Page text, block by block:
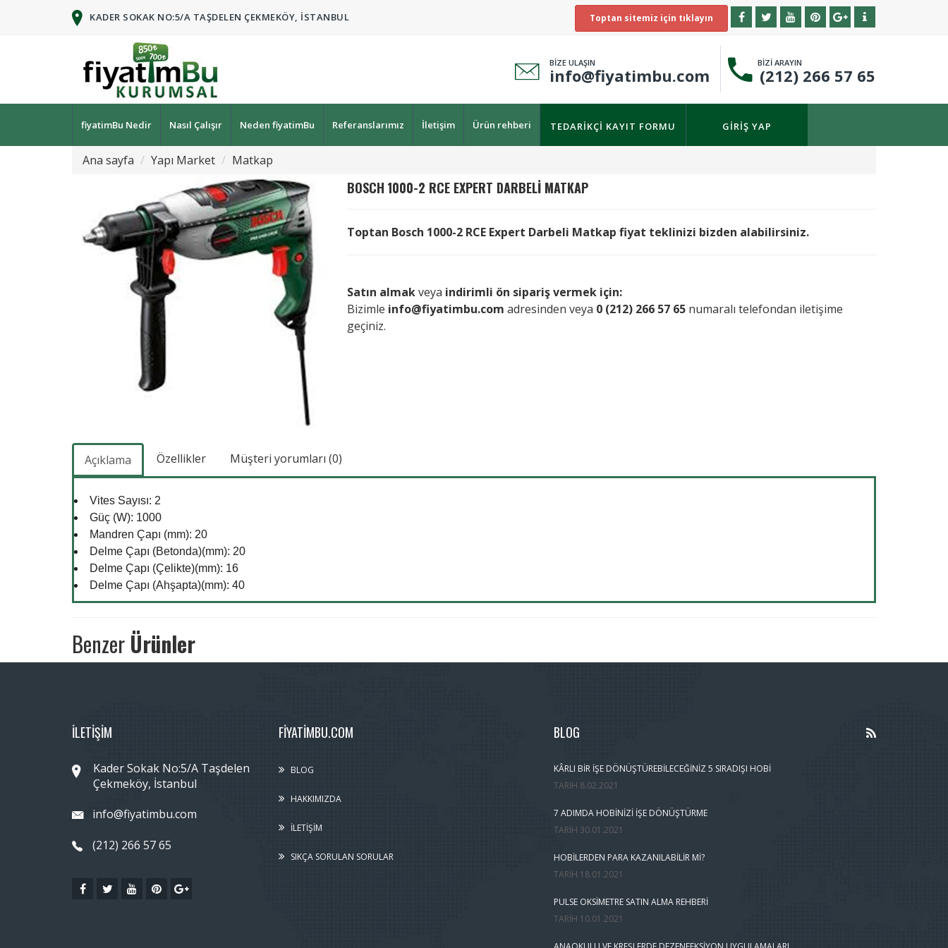
KADER SOKAK NO:5/A TAŞDELEN ÇEKMEKÖY, İSTANBUL Toptan sitemiz için tıklayın
BİZE ULAŞIN
info@fiyatimbu.com
BİZİ ARAYIN
(212) 266 57 65
fiyatimBu Nedir Nasıl Çalışır Neden fiyatimBu Referanslarımız İletişim Ürün rehberi TEDARIKÇI KAYIT FORMU GIRIŞ YAP
Ana sayfa Yapı Market Matkap
BOSCH 1000-2 RCE EXPERT DARBELI MATKAP
Toptan Bosch 1000-2 RCE Expert Darbeli Matkap fiyat teklinizi bizden alabilirsiniz.
Satın almakveya indirimli ön sipariş vermek için:
Bizimle info@fiyatimbu.com adresinden veya 0 (212) 266 57 65 numaralı telefondan iletişime
geçiniz.
Açıklama Özellikler Müşteri yorumları (0)
Vites Sayısı: 2
Güç (W): 1000
Mandren Çapı (mm): 20
Delme Çapı (Betonda)(mm): 20
Delme Çapı (Çelikte)(mm): 16
Delme Çapı (Ahşapta)(mm): 40
Benzer Ürünler
İLETİŞİM
Kader Sokak No:5/A Taşdelen
Çekmeköy, İstanbul
info@fiyatimbu.com
(212) 266 57 65
FIYATIMBU.COM
BLOG
HAKKIMIZDA
İLETIŞIM
SIKÇA SORULAN SORULAR
BLOG
KÂRLI BIR İŞE DÖNÜŞTÜREBILECEĞINIZ 5 SIRADIŞI HOBI
TARIH 8.02.2021
7 ADIMDA HOBINIZI İŞE DÖNÜŞTÜRME
TARIH 30.01.2021
HOBILERDEN PARA KAZANILABILIR MI?
TARIH 18.01.2021
PULSE OKSIMETRE SATIN ALMA REHBERI
TARIH 10.01.2021